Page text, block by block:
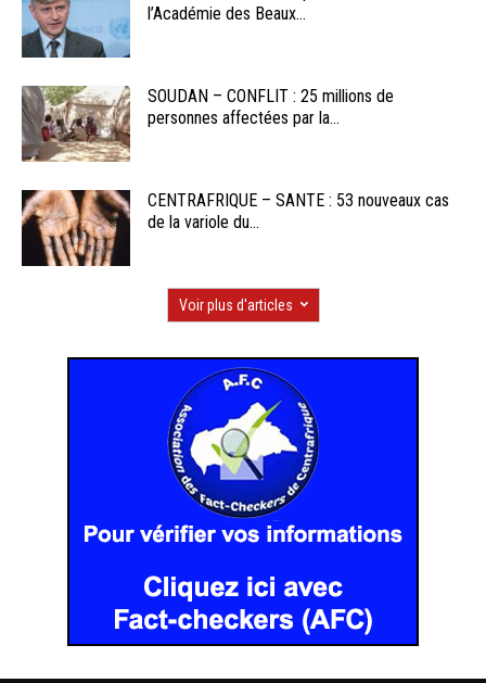
l’Académie des Beaux...
SOUDAN – CONFLIT : 25 millions de
personnes affectées par la...
CENTRAFRIQUE – SANTE : 53 nouveaux cas
de la variole du...
Voir plus d'articles